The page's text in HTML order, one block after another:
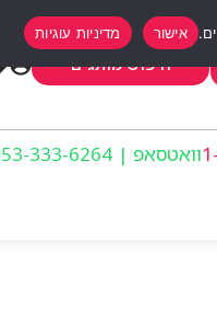
חיפוש מותגים
וואטסאפ | 053-333-6264
אישור מדיניות עוגיות